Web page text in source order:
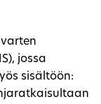
jossa
sisältöön: